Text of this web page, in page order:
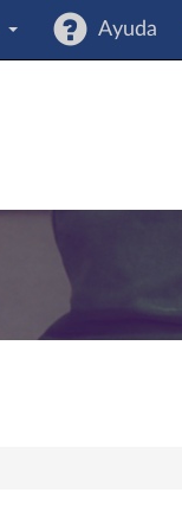
Ayuda